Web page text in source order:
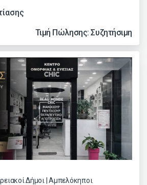
Τιμή Πώλησης: Συζητήσιμη
Δήμοι | Αμπελόκηποι